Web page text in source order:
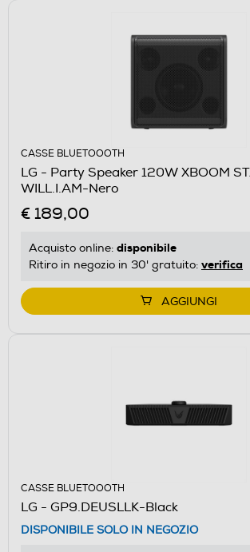
CASSE BLUETOOOTH
LG - Party Speaker 120W XBOOM
WILL.I.AM-Nero
€ 189,00
Acquisto online: disponibile
Ritiro in negozio in 30' gratuito: verifica
AGGIUNGI
CASSE BLUETOOOTH
LG - GP9.DEUSLLK-Black
DISPONIBILE SOLO IN NEGOZIO